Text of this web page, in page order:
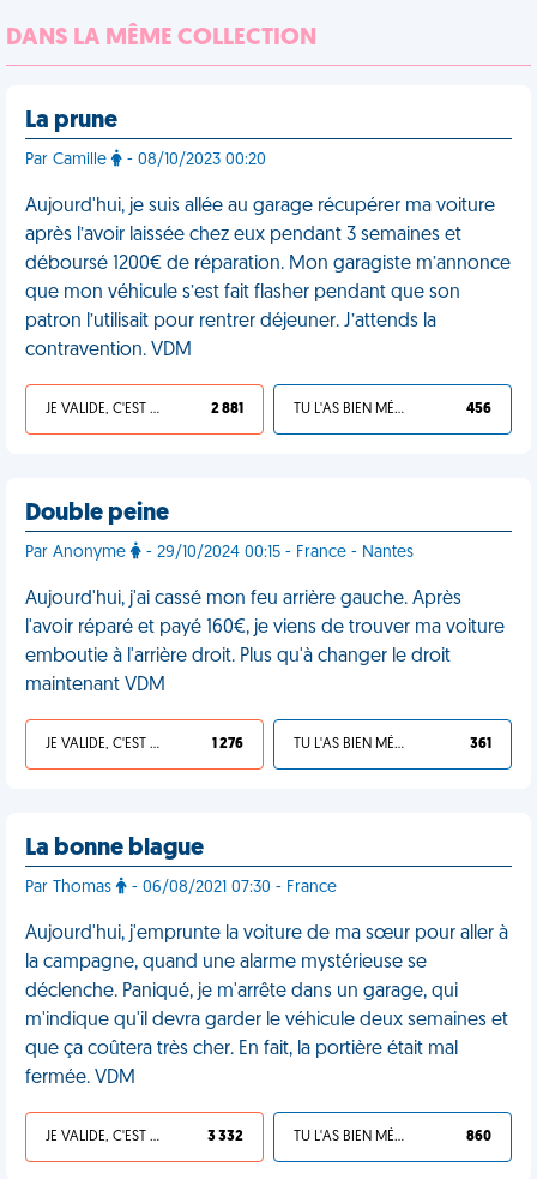
DANS LA MÊME COLLECTION
La prune
Par Camille - 08/10/2023 00:20
Aujourd'hui, je suis allée au garage récupérer ma voiture
après l’avoir laissée chez eux pendant 3 semaines et
déboursé 1200€ de réparation. Mon garagiste m’annonce
que mon véhicule s’est fait flasher pendant que son
patron l’utilisait pour rentrer déjeuner. J’attends la
contravention. VDM
JE VALIDE, C'EST UNE VDM 2 881 TU L'AS BIEN MÉRITÉ 456
Double peine
Par Anonyme - 29/10/2024 00:15 - France - Nantes
Aujourd'hui, j'ai cassé mon feu arrière gauche. Après
l'avoir réparé et payé 160€, je viens de trouver ma voiture
emboutie à l'arrière droit. Plus qu'à changer le droit
maintenant VDM
JE VALIDE, C'EST UNE VDM 1 276 TU L'AS BIEN MÉRITÉ 361
La bonne blague
Par Thomas - 06/08/2021 07:30 - France
Aujourd'hui, j'emprunte la voiture de ma sœur pour aller à
la campagne, quand une alarme mystérieuse se
déclenche. Paniqué, je m'arrête dans un garage, qui
m'indique qu'il devra garder le véhicule deux semaines et
que ça coûtera très cher. En fait, la portière était mal
fermée. VDM
JE VALIDE, C'EST UNE VDM 3 332 TU L'AS BIEN MÉRITÉ 860